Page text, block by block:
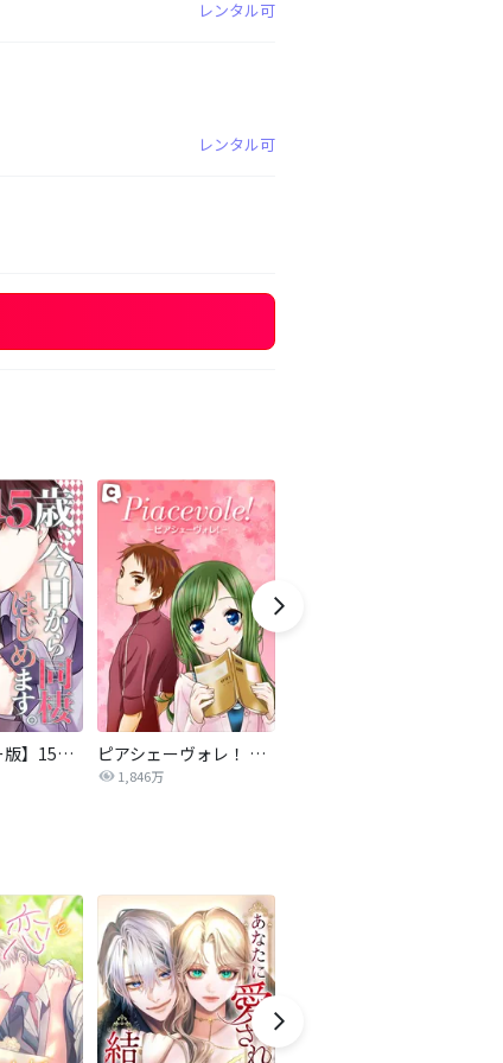
レンタル可
レンタル可
【タテカラー版】15歳、今日から同棲はじめます。 ピアシェーヴォレ！ ～piacevole～
1,846万